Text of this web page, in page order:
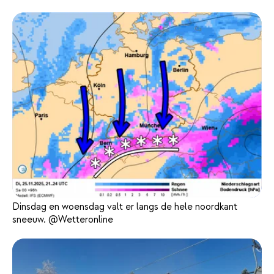
Dinsdag en woensdag valt er langs de hele noordkant
sneeuw. @Wetteronline